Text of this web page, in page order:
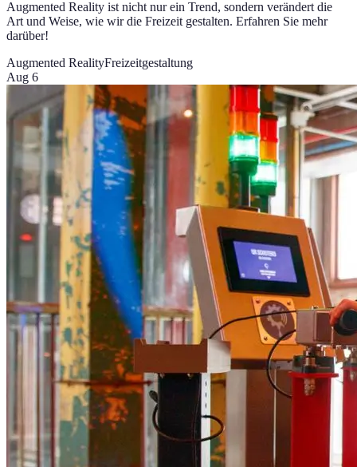
Augmented Reality ist nicht nur ein Trend, sondern verändert die
Art und Weise, wie wir die Freizeit gestalten. Erfahren Sie mehr
darüber!
Augmented RealityFreizeitgestaltung
Aug 6